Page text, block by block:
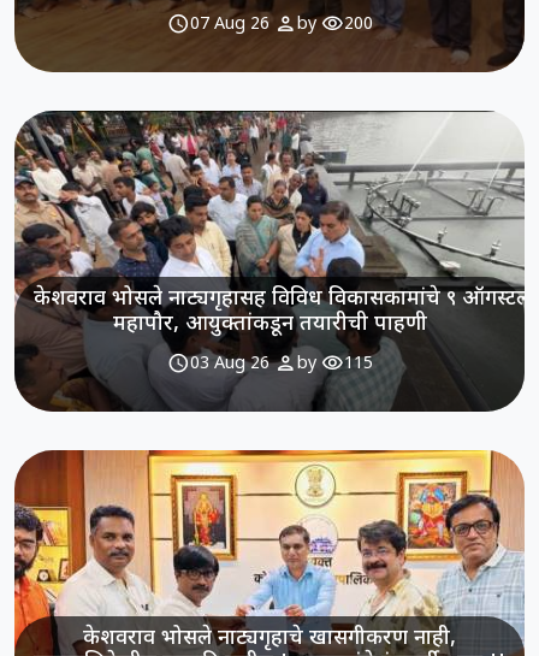
schedule07 Aug 26 personby visibility200
केशवराव भोसले नाट्यगृहासह विविध विकासकामांचे ९ ऑगस्टला
महापौर, आयुक्तांकडून तयारीची पाहणी
schedule03 Aug 26 personby visibility115
केशवराव भोसले नाट्यगृहाचे खासगीकरण नाही,